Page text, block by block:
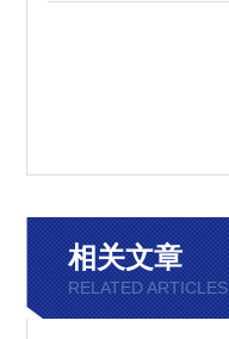
相关文章
RELATED ARTICLES